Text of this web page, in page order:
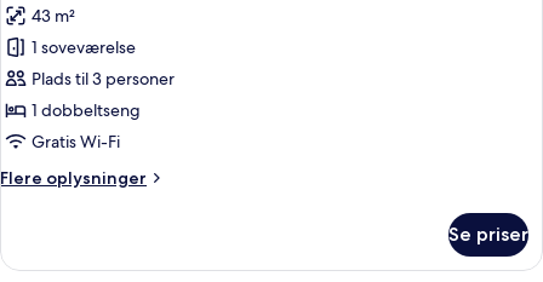
af
Brudesuite
-
1
dobbeltseng
havudsigt
43 m²
1 soveværelse
Plads til 3 personer
1 dobbeltseng
Gratis Wi-Fi
Flere oplysninger
Flere
-
Se priser